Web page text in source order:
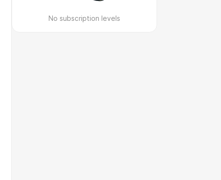
No subscription levels